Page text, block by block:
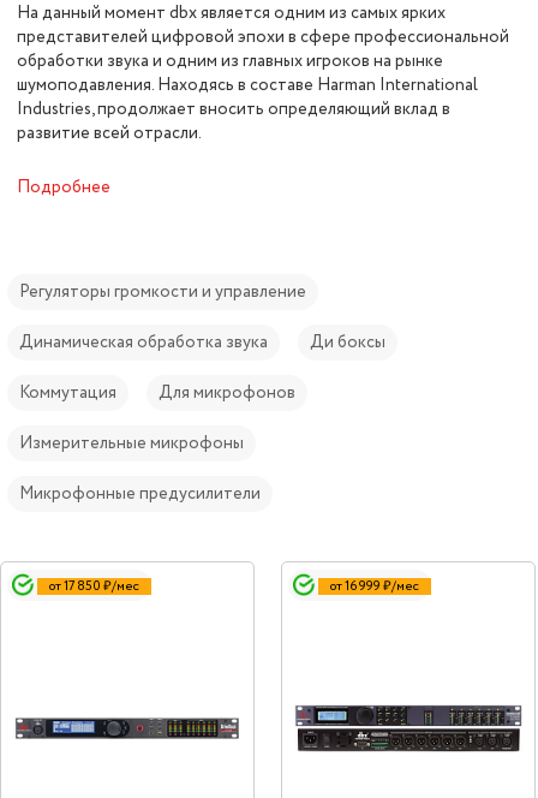
На данный момент dbx является одним из самых ярких
представителей цифровой эпохи в сфере профессиональной
обработки звука и одним из главных игроков на рынке
шумоподавления. Находясь в составе Harman International
Industries, продолжает вносить определяющий вклад в
развитие всей отрасли.
Подробнее
Регуляторы громкости и управление
Динамическая обработка звука Ди боксы
Коммутация Для микрофонов
Измерительные микрофоны
Микрофонные предусилители
от 17 850 ₽/мес от 16 999 ₽/мес